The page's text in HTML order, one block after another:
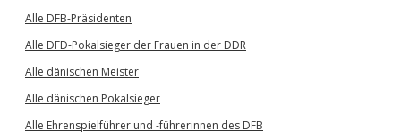
Alle DFB-Präsidenten
Alle DFD-Pokalsieger der Frauen in der DDR
Alle dänischen Meister
Alle dänischen Pokalsieger
Alle Ehrenspielführer und -führerinnen des DFB